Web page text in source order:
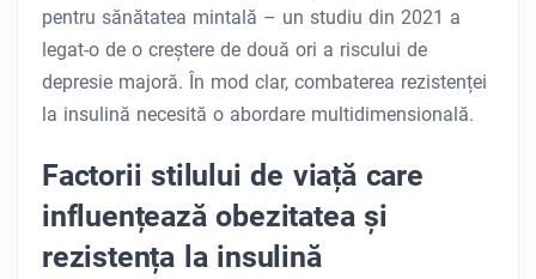
pentru sănătatea mintală – un studiu din 2021 a
legat-o de o creștere de două ori a riscului de
depresie majoră. În mod clar, combaterea rezistenței
la insulină necesită o abordare multidimensională.
Factorii stilului de viață care
influențează obezitatea și
rezistența la insulină